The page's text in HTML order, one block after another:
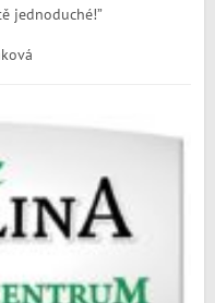
jednoduché!”